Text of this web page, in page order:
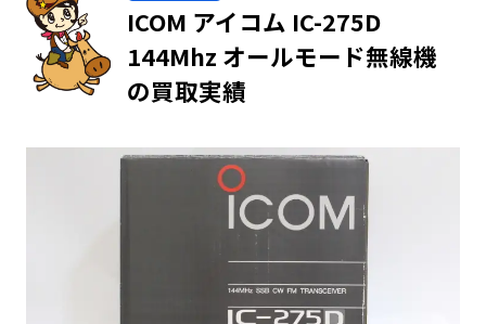
ICOM アイコム IC-275D
144Mhz オールモード無線機
の買取実績